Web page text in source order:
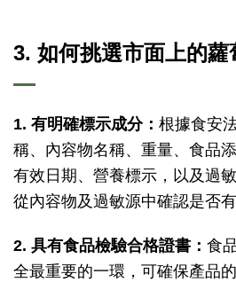
3. 如何挑選市面上的蘿
1. 有明確標示成分： 根據食安
稱、內容物名稱、重量、食品
有效日期、營養標示，以及過
從內容物及過敏源中確認是否有
2. 具有食品檢驗合格證書： 食
全最重要的一環，可確保產品